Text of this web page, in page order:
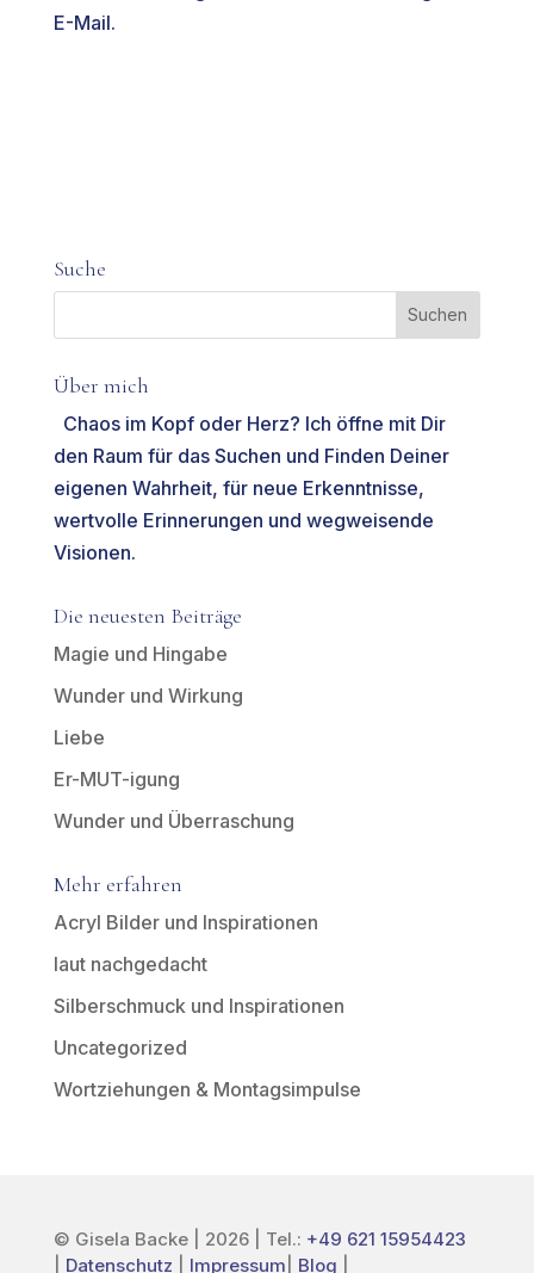
E-Mail.
Suche
Über mich
Chaos im Kopf oder Herz? Ich öffne mit Dir
den Raum für das Suchen und Finden Deiner
eigenen Wahrheit, für neue Erkenntnisse,
wertvolle Erinnerungen und wegweisende
Visionen.
Die neuesten Beiträge
Magie und Hingabe
Wunder und Wirkung
Liebe
Er-MUT-igung
Wunder und Überraschung
Mehr erfahren
Acryl Bilder und Inspirationen
laut nachgedacht
Silberschmuck und Inspirationen
Uncategorized
Wortziehungen & Montagsimpulse
© Gisela Backe | 2026 | Tel.: +49 621 15954423
Datenschutz Impressum Blog